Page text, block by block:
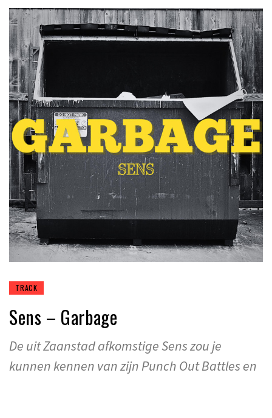
TRACK
Sens – Garbage
De uit Zaanstad afkomstige Sens zou je
kunnen kennen van zijn Punch Out Battles en